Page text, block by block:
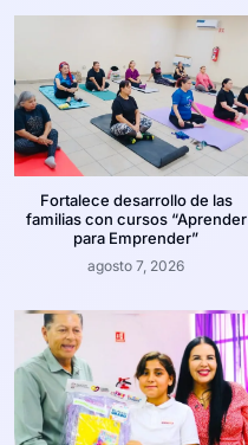
Fortalece desarrollo de las
familias con cursos “Aprender
para Emprender”
agosto 7, 2026